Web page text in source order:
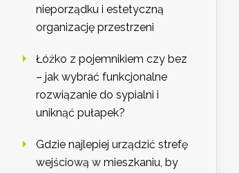
nieporządku i estetyczną
organizację przestrzeni
Łóżko z pojemnikiem czy bez
– jak wybrać funkcjonalne
rozwiązanie do sypialni i
uniknąć pułapek?
Gdzie najlepiej urządzić strefę
wejściową w mieszkaniu, by